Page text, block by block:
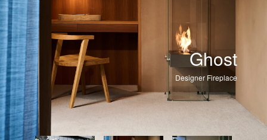
Ghost
Designer Fireplace